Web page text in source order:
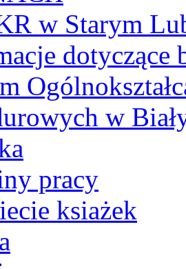
w Starym
dotyczące
w
pracy
ksiażek